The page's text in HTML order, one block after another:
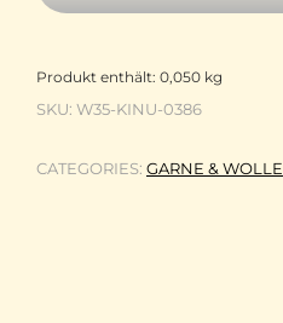
Produkt enthält: 0,050 kg
SKU: W35-KINU-0386
CATEGORIES: GARNE & WOLLE